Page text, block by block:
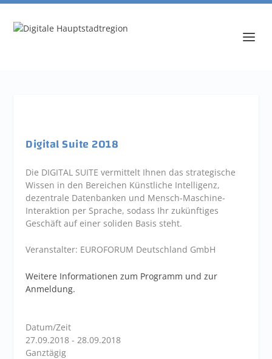
Digital Suite 2018
Die DIGITAL SUITE vermittelt Ihnen das strategische
Wissen in den Bereichen Künstliche Intelligenz,
dezentrale Datenbanken und Mensch-Maschine-
Interaktion per Sprache, sodass Ihr zukünftiges
Geschäft auf einer soliden Basis steht.
Veranstalter: EUROFORUM Deutschland GmbH
Weitere Informationen zum Programm und zur
Anmeldung.
Datum/Zeit
27.09.2018 - 28.09.2018
Ganztägig